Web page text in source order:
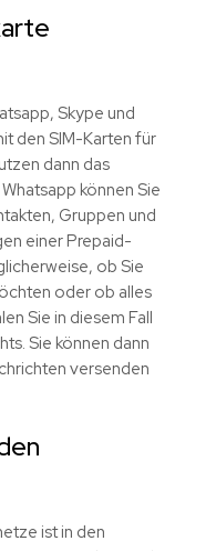
Skype und
den SIM-Karten für
dann das
können Sie
Gruppen und
einer Prepaid-
ob Sie
oder ob alles
Sie in diesem Fall
Sie können dann
versenden
ist in den